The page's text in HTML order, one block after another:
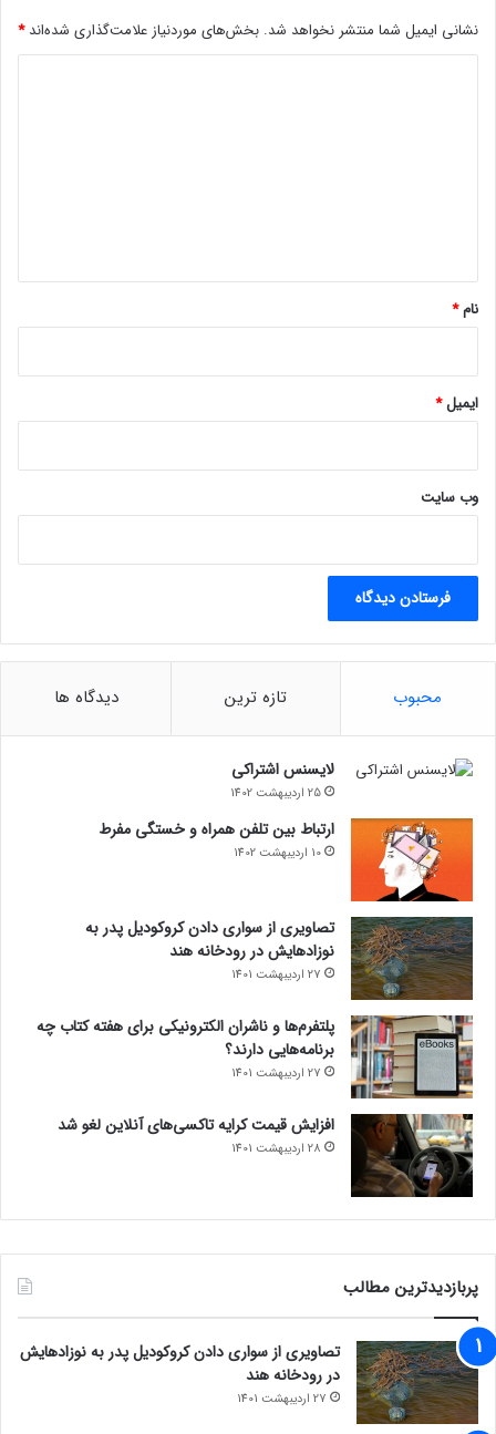
ه
و
نشانی ایمیل شما منتشر نخواهد شد. بخش‌های موردنیاز علامت‌گذاری شده‌اند*
نام*
ایمیل*
وب‌ سایت
محبوب تازه ترین دیدگاه ها
لایسنس اشتراکی
25 اردیبهشت 1402
ارتباط بین تلفن همراه و خستگی مفرط
10 اردیبهشت 1402
تصاویری از سواری دادن کروکودیل پدر به
نوزادهایش در رودخانه هند
27 اردیبهشت 1401
پلتفرم‌ها و ناشران الکترونیکی برای هفته کتاب چه
برنامه‌هایی دارند؟
27 اردیبهشت 1401
افزایش قیمت کرایه تاکسی‌های آنلاین لغو شد
28 اردیبهشت 1401
پربازدیدترین مطالب
تصاویری از سواری دادن کروکودیل پدر به نوزادهایش
در رودخانه هند
27 اردیبهشت 1401